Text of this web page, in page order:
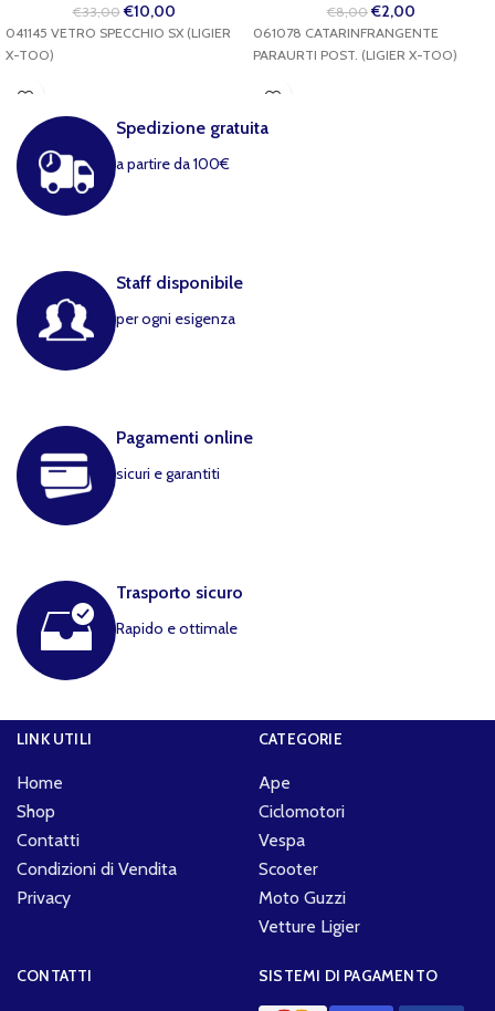
€33,00 €10,00
041145 VETRO SPECCHIO SX (LIGIER
X-TOO)
€8,00 €2,00
061078 CATARINFRANGENTE
PARAURTI POST. (LIGIER X-TOO)
Spedizione gratuita
a partire da 100€
Staff disponibile
per ogni esigenza
Pagamenti online
sicuri e garantiti
Trasporto sicuro
Rapido e ottimale
LINK UTILI
Home
Shop
Contatti
Condizioni di Vendita
Privacy
CATEGORIE
Ape
Ciclomotori
Vespa
Scooter
Moto Guzzi
Vetture Ligier
CONTATTI SISTEMI DI PAGAMENTO